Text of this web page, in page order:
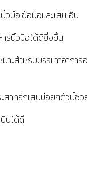
วมือ ข้อมือและเส้นเอ็น
ารนิ้วมือได้ดียิ่งขึ้น
าะสำหรับบรรเทาอากา
สาทอักเสบบ่อยๆตัวนี้ช่ว
บได้ดี